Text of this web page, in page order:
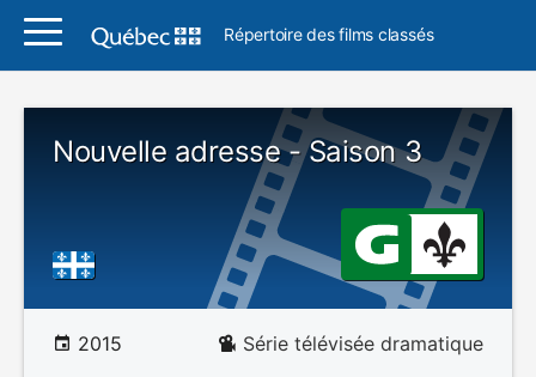
Répertoire des films classés
Nouvelle adresse - Saison 3
2015 Série télévisée dramatique